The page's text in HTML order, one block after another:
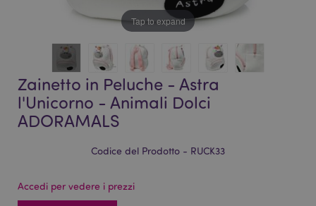
Tap to expand
Zainetto in Peluche - Astra
l'Unicorno - Animali Dolci
ADORAMALS
Codice del Prodotto - RUCK33
Accedi per vedere i prezzi